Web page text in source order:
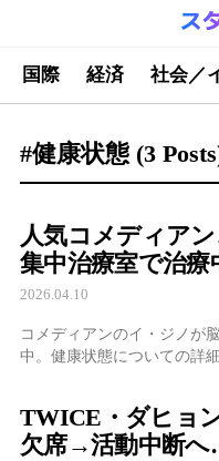
国際 経済 社会／
#健康状態 (3
人気コメディア
集中治療室で治
2026.04.10
コメディアンのイ・ジノが
中。健康状態についての詳
TWICE・ダヒョ
欠席→活動中断へ